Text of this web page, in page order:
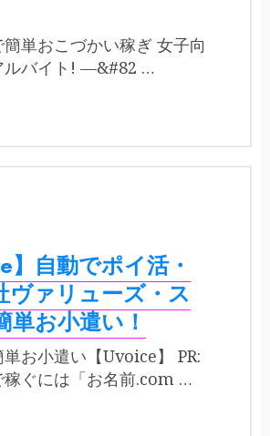
単おこづかい稼ぎ 女子向
ルバイト! —&#82 …
】自動でポイ活・
ヴァリューズ・ス
単お小遣い！
単お小遣い【Uvoice】 PR:
稼ぐには「お名前.com …